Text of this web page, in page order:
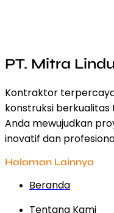
PT. Mitra
Kontraktor
konstruksi berkualitas
Anda mewujudkan
inovatif dan
Halaman Lainnya
Beranda
Tentang Kami